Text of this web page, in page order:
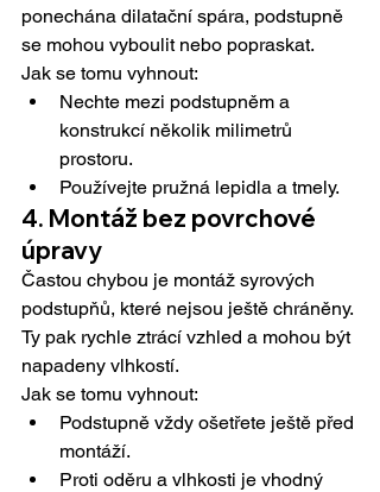
ponechána dilatační spára, podstupně
se mohou vyboulit nebo popraskat.
Jak se tomu vyhnout:
Nechte mezi podstupněm a
konstrukcí několik milimetrů
prostoru.
Používejte pružná lepidla a tmely.
4. Montáž bez povrchové
úpravy
Častou chybou je montáž syrových
podstupňů, které nejsou ještě chráněny.
Ty pak rychle ztrácí vzhled a mohou být
napadeny vlhkostí.
Jak se tomu vyhnout:
Podstupně vždy ošetřete ještě před
montáží.
Proti oděru a vlhkosti je vhodný